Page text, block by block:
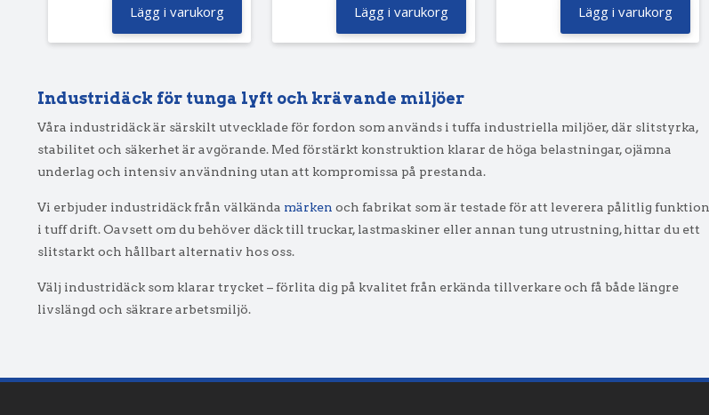
Lägg i varukorg Lägg i varukorg Lägg i varukorg
Industridäck för tunga lyft och krävande miljöer
Våra industridäck är särskilt utvecklade för fordon som används i tuffa industriella miljöer, där slitstyrka,
stabilitet och säkerhet är avgörande. Med förstärkt konstruktion klarar de höga belastningar, ojämna
underlag och intensiv användning utan att kompromissa på prestanda.
Vi erbjuder industridäck från välkända märken och fabrikat som är testade för att leverera pålitlig funktion
i tuff drift. Oavsett om du behöver däck till truckar, lastmaskiner eller annan tung utrustning, hittar du ett
slitstarkt och hållbart alternativ hos oss.
Välj industridäck som klarar trycket – förlita dig på kvalitet från erkända tillverkare och få både längre
livslängd och säkrare arbetsmiljö.